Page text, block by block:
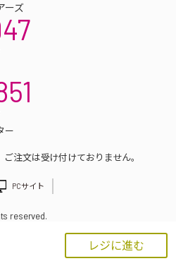
レジに進む
ーズ
ー
注文は受け付けておりません。
PCサイト
reserved.